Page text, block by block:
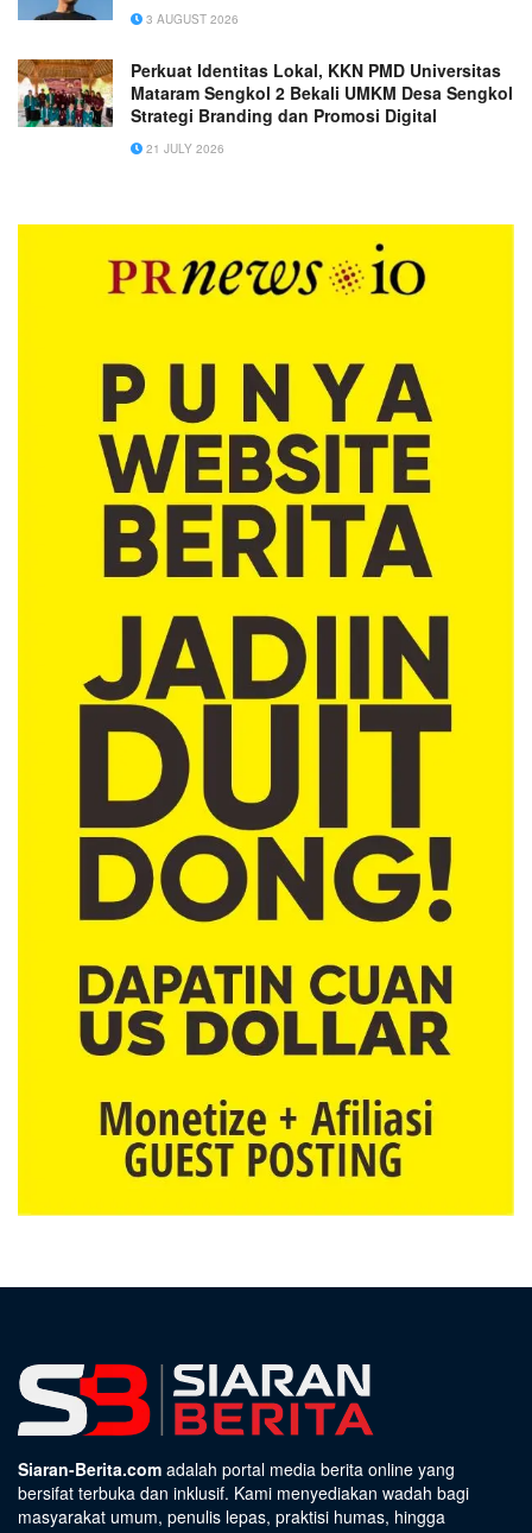
3 AUGUST 2026
Perkuat Identitas Lokal, KKN PMD Universitas
Mataram Sengkol 2 Bekali UMKM Desa Sengkol
Strategi Branding dan Promosi Digital
21 JULY 2026
Siaran-Berita.com adalah portal media berita online yang
bersifat terbuka dan inklusif. Kami menyediakan wadah bagi
masyarakat umum, penulis lepas, praktisi humas, hingga